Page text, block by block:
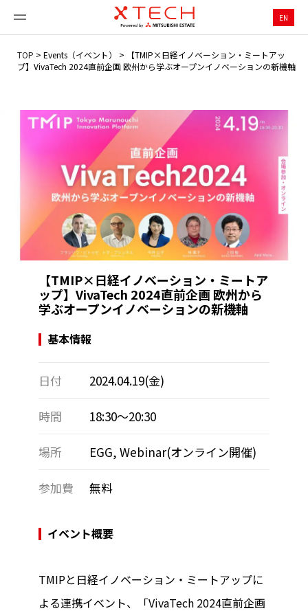
EN
TOP > Events（イベント） >
【TMIP×日経イノベーション・ミートアッ
プ】VivaTech 2024直前企画 欧州から学ぶオープンイノベーションの新機軸
【TMIP×日経イノベーション・ミートア
ップ】VivaTech 2024直前企画 欧州から
学ぶオープンイノベーションの新機軸
基本情報
日付 2024.04.19(金)
時間 18:30～20:30
場所 EGG, Webinar(オンライン開催)
参加費 無料
イベント概要
TMIPと日経イノベーション・ミートアップに
よる連携イベント、「VivaTech 2024直前企画